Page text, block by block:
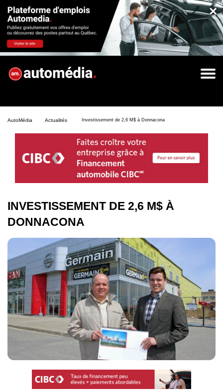
×
AutoMédia Actualités Investissement de 2,6 M$ à Donnacona
INVESTISSEMENT DE 2,6 M$ À
DONNACONA